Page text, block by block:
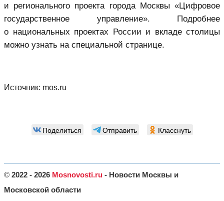
и регионального проекта города Москвы «Цифровое
государственное управление». Подробнее
о национальных проектах России и вкладе столицы
можно узнать на специальной странице.
Источник: mos.ru
Поделиться Отправить Класснуть
© 2022 - 2026 Mosnovosti.ru - Новости Москвы и
Московской области